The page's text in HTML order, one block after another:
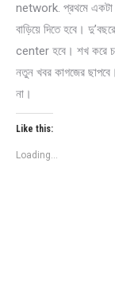
network. প্রথমে একটা
বাড়িয়ে দিতে হবে।
center হবে। শখ করে চর
নতুন খবর কাগজের
না।
Like this:
Loading...